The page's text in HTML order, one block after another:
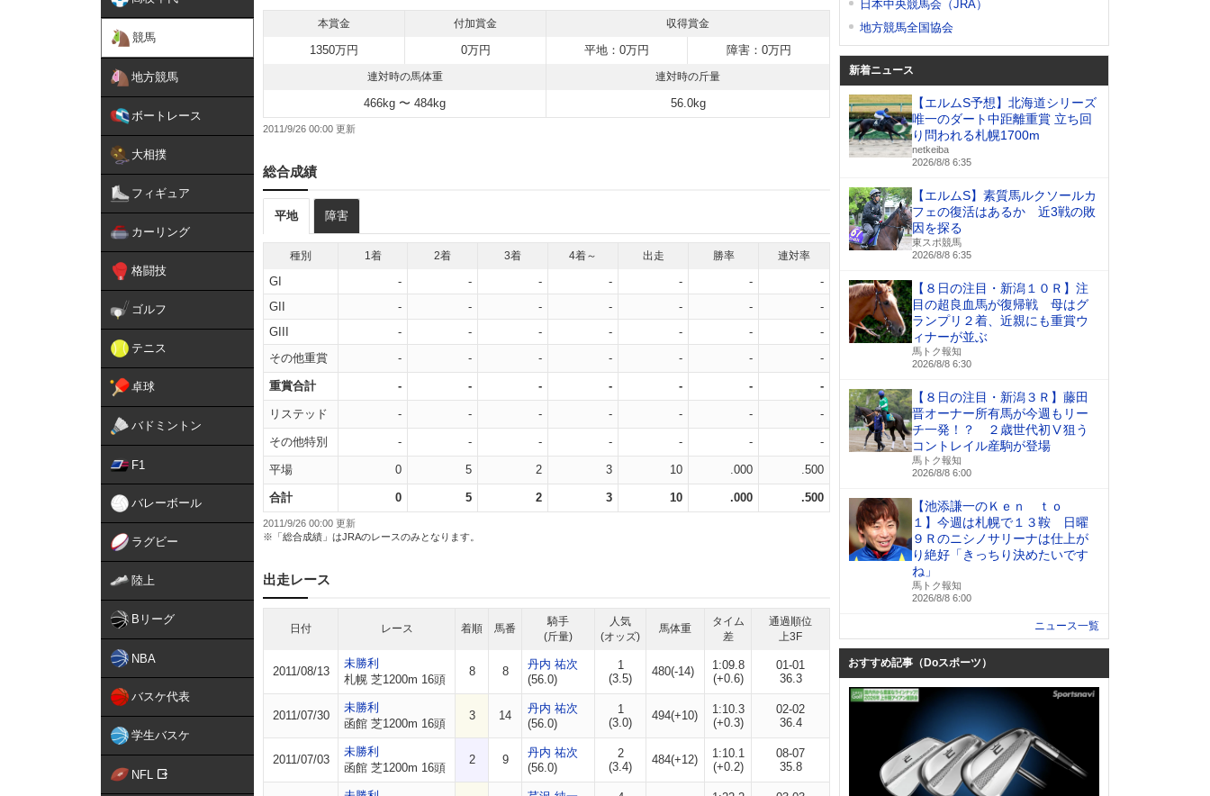
競馬
地方競馬
ボートレース
大相撲
フィギュア
カーリング
格闘技
ゴルフ
テニス
卓球
バドミントン
F1
バレーボール
ラグビー
陸上
Bリーグ
NBA
バスケ代表
学生バスケ
NFL
本賞金 付加賞金 収得賞金
1350万円 0万円 平地：0万円 障害：0万円
連対時の馬体重 連対時の斤量
466kg 〜 484kg 56.0kg
2011/9/26 00:00
総合成績
平地 障害
種別 1着 2着 3着 4着～ 出走 勝率 連対率
GI - - - - - -
-
GII
- - - - - -
-
GIII
- - - - - -
-
その他重賞
- - - - - - -
重賞合計 - - - - - - -
リステッド - - - - - - -
その他特別 - - - - - - -
平場 0 5 2 3 10 .000 .500
合計 0 5 2 3 10 .000 .500
2011/9/26 00:00 更新
※「総合成績」はJRAのレースのみとなります。
出走レース
日付 レース 着順 馬番
騎手
(斤量)
人気
(オッズ)
馬体重
タイム
差
通過順位
上3F
2011/08/13
未勝利
札幌 芝1200m 16頭
8 8
丹内 祐次
(56.0)
1
(3.5)
480(-14)
1:09.8
(+0.6)
01-01
36.3
2011/07/30
未勝利
函館 芝1200m 16頭
3 14
丹内 祐次
(56.0)
1
(3.0)
494(+10)
1:10.3
(+0.3)
02-02
36.4
2011/07/03
未勝利
函館 芝1200m 16頭
2 9
丹内 祐次
(56.0)
2
(3.4)
484(+12)
1:10.1
(+0.2)
08-07
35.8
日本中央競馬会（JRA）
地方競馬全国協会
新着ニュース
【エルムS予想】北海道シリーズ
唯一のダート中距離重賞 立ち回
り問われる札幌1700m
netkeiba
2026/8/8 6:35
【エルムS】素質馬ルクソールカ
フェの復活はあるか 近3戦の敗
因を探る
東スポ競馬
2026/8/8 6:35
【８日の注目・新潟１０Ｒ】注
目の超良血馬が復帰戦 母はグ
ランプリ２着、近親にも重賞ウ
ィナーが並ぶ
馬トク報知
2026/8/8 6:30
【８日の注目・新潟３Ｒ】藤田
晋オーナー所有馬が今週もリー
チ一発！？ ２歳世代初Ⅴ狙う
コントレイル産駒が登場
馬トク報知
2026/8/8 6:00
【池添謙一のＫｅｎ ｔｏ
１】今週は札幌で１３鞍 日曜
９Ｒのニシノサリーナは仕上が
り絶好「きっちり決めたいです
ね」
馬トク報知
2026/8/8 6:00
ニュース一覧
おすすめ記事（Doスポーツ）